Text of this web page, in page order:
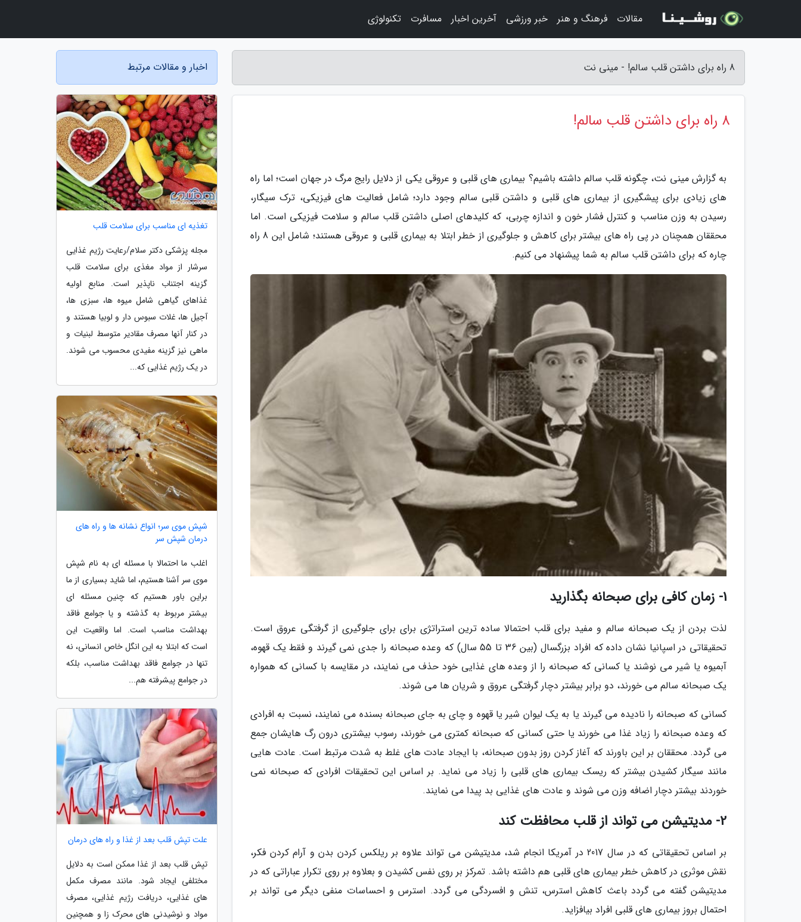
8 راه برای داشتن قلب سالم! - مینی نت
8 راه برای داشتن قلب سالم!
به گزارش مینی نت، چگونه قلب سالم داشته باشیم؟ بیماری های قلبی و عروقی یکی از دلایل رایج مرگ در جهان است؛ اما راه
های زیادی برای پیشگیری از بیماری های قلبی و داشتن قلبی سالم وجود دارد؛ شامل فعالیت های فیزیکی، ترک سیگار،
رسیدن به وزن مناسب و کنترل فشار خون و اندازه چربی، که کلیدهای اصلی داشتن قلب سالم و سلامت فیزیکی است. اما
محققان همچنان در پی راه های بیشتر برای کاهش و جلوگیری از خطر ابتلا به بیماری قلبی و عروقی هستند؛ شامل این 8 راه
چاره که برای داشتن قلب سالم به شما پیشنهاد می کنیم.
1- زمان کافی برای صبحانه بگذارید
لذت بردن از یک صبحانه سالم و مفید برای قلب احتمالا ساده ترین استراتژی برای برای جلوگیری از گرفتگی عروق است.
تحقیقاتی در اسپانیا نشان داده که افراد بزرگسال (بین 36 تا 55 سال) که وعده صبحانه را جدی نمی گیرند و فقط یک قهوه،
آبمیوه یا شیر می نوشند یا کسانی که صبحانه را از وعده های غذایی خود حذف می نمایند، در مقایسه با کسانی که همواره
یک صبحانه سالم می خورند، دو برابر بیشتر دچار گرفتگی عروق و شریان ها می شوند.
کسانی که صبحانه را نادیده می گیرند یا به یک لیوان شیر یا قهوه و چای به جای صبحانه بسنده می نمایند، نسبت به افرادی
که وعده صبحانه را زیاد غذا می خورند یا حتی کسانی که صبحانه کمتری می خورند، رسوب بیشتری درون رگ هایشان جمع
می گردد. محققان بر این باورند که آغاز کردن روز بدون صبحانه، با ایجاد عادت های غلط به شدت مرتبط است. عادت هایی
مانند سیگار کشیدن بیشتر که ریسک بیماری های قلبی را زیاد می نماید. بر اساس این تحقیقات افرادی که صبحانه نمی
خوردند بیشتر دچار اضافه وزن می شوند و عادت های غذایی بد پیدا می نمایند.
2- مدیتیشن می تواند از قلب محافظت کند
بر اساس تحقیقاتی که در سال 2017 در آمریکا انجام شد، مدیتیشن می تواند علاوه بر ریلکس کردن بدن و آرام کردن فکر،
نقش موثری در کاهش خطر بیماری های قلبی هم داشته باشد. تمرکز بر روی نفس کشیدن و بعلاوه بر روی تکرار عباراتی که در
مدیتیشن گفته می گردد باعث کاهش استرس، تنش و افسردگی می گردد. استرس و احساسات منفی دیگر می تواند بر
احتمال بروز بیماری های قلبی افراد بیافزاید.
اخبار و مقالات مرتبط
تغذیه ای مناسب برای سلامت قلب
مجله پزشکی دکتر سلام/رعایت رژیم غذایی
سرشار از مواد مغذی برای سلامت قلب
گزینه اجتناب ناپذیر است. منابع اولیه
غذاهای گیاهی شامل میوه ها، سبزی ها،
آجیل ها، غلات سبوس دار و لوبیا هستند و
در کنار آنها مصرف مقادیر متوسط لبنیات و
ماهی نیز گزینه مفیدی محسوب می شوند.
در یک رژیم غذایی که...
شپش موی سر؛ انواع نشانه ها و راه های
درمان شپش سر
اغلب ما احتمالا با مسئله ای به نام شپش
موی سر آشنا هستیم، اما شاید بسیاری از ما
براین باور هستیم که چنین مسئله ای
بیشتر مربوط به گذشته و یا جوامع فاقد
بهداشت مناسب است. اما واقعیت این
است که ابتلا به این انگل خاص انسانی، نه
تنها در جوامع فاقد بهداشت مناسب، بلکه
در جوامع پیشرفته هم...
علت تپش قلب بعد از غذا و راه های درمان
تپش قلب بعد از غذا ممکن است به دلایل
مختلفی ایجاد شود. مانند مصرف مکمل
های غذایی، دریافت رژیم غذایی، مصرف
مواد و نوشیدنی های محرک زا و همچنین
مقالات فرهنگ و هنر خبر ورزشی آخرین اخبار مسافرت تکنولوژی